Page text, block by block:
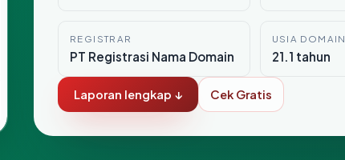
REGISTRAR
PT Registrasi Nama Domain
USIA DOMAIN
21.1 tahun
Laporan lengkap ↓ Cek Gratis